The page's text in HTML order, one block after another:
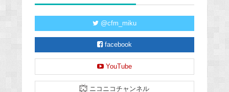
@cfm_miku
facebook
YouTube
ニコニコチャンネル